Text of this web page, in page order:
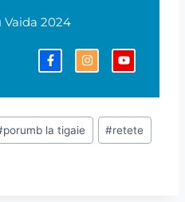
2024
porumb la tigaie #retete